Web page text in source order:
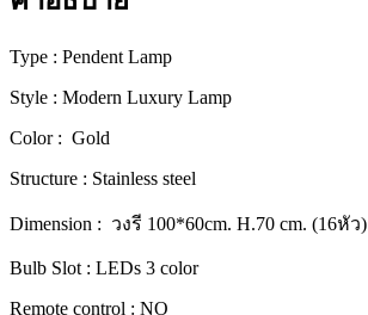
ชัว
ดีไซน์
พรีเมียม
[80083-
16]
ชิ้น
Type : Pendent Lamp
Style : Modern Luxury Lamp
Color : Gold
Structure : Stainless steel
Dimension : วงรี 100*60cm. H.70 cm. (16หัว)
Bulb Slot : LEDs 3 color
Remote control : NO